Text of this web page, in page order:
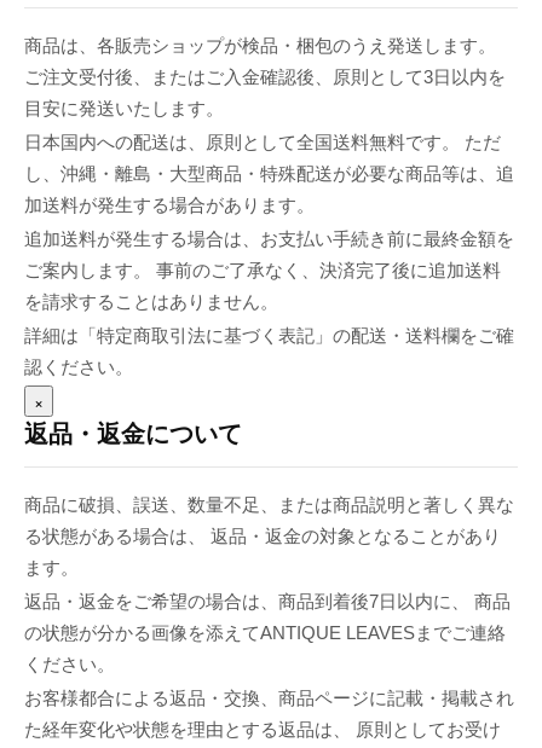
商品は、各販売ショップが検品・梱包のうえ発送します。
ご注文受付後、またはご入金確認後、原則として3日以内を
目安に発送いたします。
日本国内への配送は、原則として全国送料無料です。 ただ
し、沖縄・離島・大型商品・特殊配送が必要な商品等は、追
加送料が発生する場合があります。
追加送料が発生する場合は、お支払い手続き前に最終金額を
ご案内します。 事前のご了承なく、決済完了後に追加送料
を請求することはありません。
詳細は「特定商取引法に基づく表記」の配送・送料欄をご確
認ください。
×
返品・返金について
商品に破損、誤送、数量不足、または商品説明と著しく異な
る状態がある場合は、 返品・返金の対象となることがあり
ます。
返品・返金をご希望の場合は、商品到着後7日以内に、 商品
の状態が分かる画像を添えてANTIQUE LEAVESまでご連絡
ください。
お客様都合による返品・交換、商品ページに記載・掲載され
た経年変化や状態を理由とする返品は、 原則としてお受け